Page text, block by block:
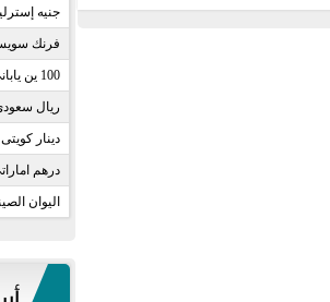
جنيه
فرنك
100 ين يابانى​
ريال
دينار كويتى​
درهم
اليوان